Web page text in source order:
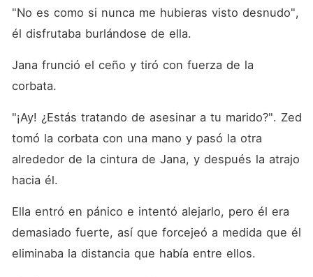
"No es como si nunca me hubieras visto desnudo",
él disfrutaba burlándose de ella.
Jana frunció el ceño y tiró con fuerza de la
corbata.
"¡Ay! ¿Estás tratando de asesinar a tu marido?". Zed
tomó la corbata con una mano y pasó la otra
alrededor de la cintura de Jana, y después la atrajo
hacia él.
Ella entró en pánico e intentó alejarlo, pero él era
demasiado fuerte, así que forcejeó a medida que él
eliminaba la distancia que había entre ellos.